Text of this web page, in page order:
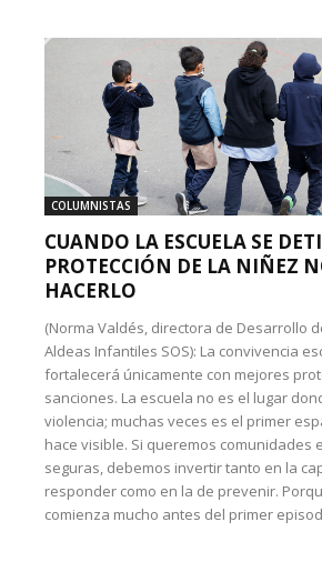
COLUMNISTAS
CUANDO LA ESCUELA SE
PROTECCIÓN DE LA NIÑEZ
HACERLO
(Norma Valdés, directora de Desarrollo
Aldeas Infantiles SOS): La convivencia
fortalecerá únicamente con mejores
sanciones. La escuela no es el lugar
violencia; muchas veces es el primer
hace visible. Si queremos comunidades
seguras, debemos invertir tanto en la
responder como en la de prevenir.
comienza mucho antes del primer